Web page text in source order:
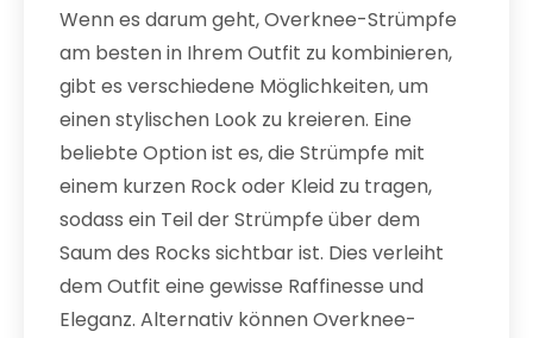
Wenn es darum geht, Overknee-Strümpfe
am besten in Ihrem Outfit zu kombinieren,
gibt es verschiedene Möglichkeiten, um
einen stylischen Look zu kreieren. Eine
beliebte Option ist es, die Strümpfe mit
einem kurzen Rock oder Kleid zu tragen,
sodass ein Teil der Strümpfe über dem
Saum des Rocks sichtbar ist. Dies verleiht
dem Outfit eine gewisse Raffinesse und
Eleganz. Alternativ können Overknee-